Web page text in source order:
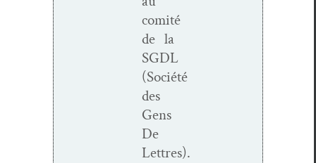
comité
de la
SGDL
(Société
des
Gens
De
Lettres).